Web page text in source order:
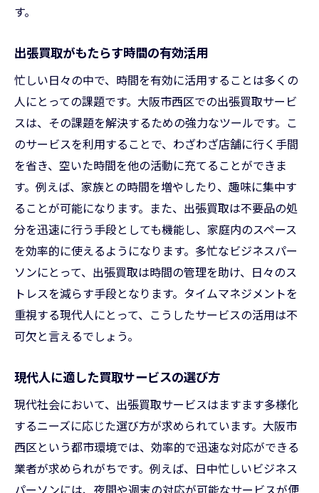
大阪市西区での出張買取に関するFAQ
トラブル回避のための注意事項
安心して利用するためのガイドライン
出張買取の未来大阪市西区での市場の可能性
市場拡大が期待される理由
未来を見据えた出張買取の展望
大阪市西区が出張買取で注目される背景
今後の出張買取市場を左右する要因
市場動向から見る出張買取の将来性
地域経済に影響を及ぼす出張買取の可能性
大阪市西区での出張買取を最大限に活用する方
法
賢く利用するためのステップバイステップ
利用者が教える有効活用のコツ
時間とコストを節約する出張買取の活用法
大阪市西区でのベストプラクティス
出張買取を日常生活に取り入れるヒント
す。
出張買取がもたらす時間の有効活用
忙しい日々の中で、時間を有効に活用することは多くの
人にとっての課題です。大阪市西区での出張買取サービ
スは、その課題を解決するための強力なツールです。こ
のサービスを利用することで、わざわざ店舗に行く手間
を省き、空いた時間を他の活動に充てることができま
す。例えば、家族との時間を増やしたり、趣味に集中す
ることが可能になります。また、出張買取は不要品の処
分を迅速に行う手段としても機能し、家庭内のスペース
を効率的に使えるようになります。多忙なビジネスパー
ソンにとって、出張買取は時間の管理を助け、日々のス
トレスを減らす手段となります。タイムマネジメントを
重視する現代人にとって、こうしたサービスの活用は不
可欠と言えるでしょう。
現代人に適した買取サービスの選び方
現代社会において、出張買取サービスはますます多様化
するニーズに応じた選び方が求められています。大阪市
西区という都市環境では、効率的で迅速な対応ができる
業者が求められがちです。例えば、日中忙しいビジネス